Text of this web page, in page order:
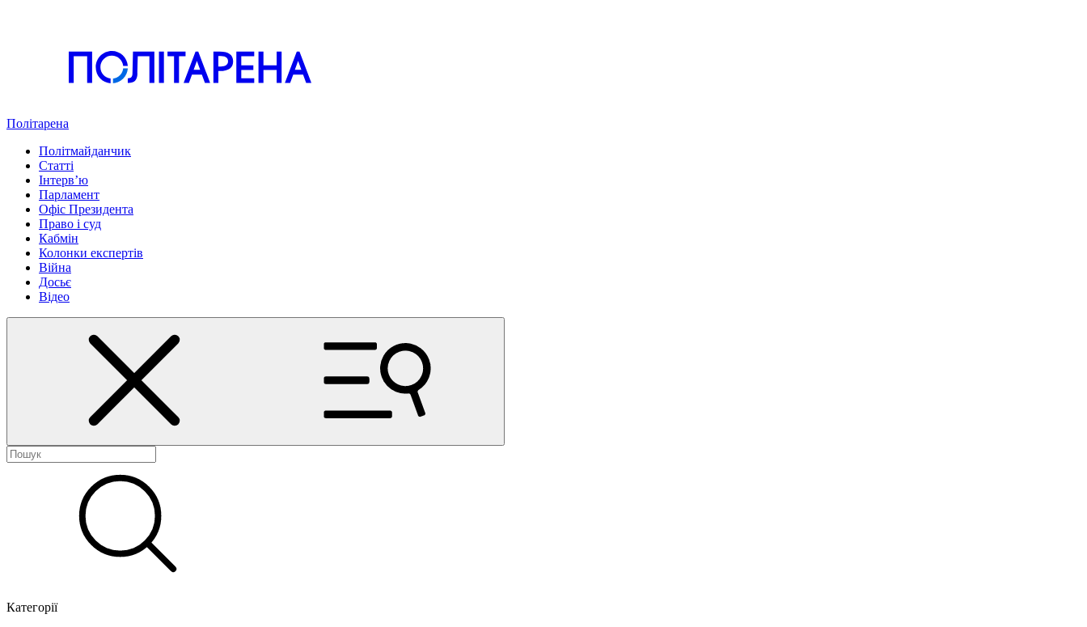
Політарена
Політмайданчик
Статті
Інтервʼю
Парламент
Офіс Президента
Право і суд
Кабмін
Колонки експертів
Війна
Досьє
Відео
Категорії